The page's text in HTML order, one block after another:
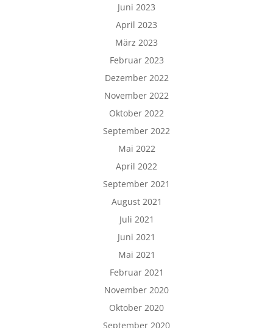
Juni 2023
April 2023
März 2023
Februar 2023
Dezember 2022
November 2022
Oktober 2022
September 2022
Mai 2022
April 2022
September 2021
August 2021
Juli 2021
Juni 2021
Mai 2021
Februar 2021
November 2020
Oktober 2020
September 2020